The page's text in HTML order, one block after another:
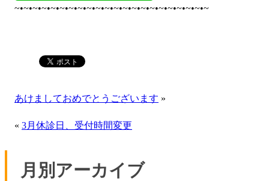
~•~•~•~•~•~•~•~•~•~•~•~•~•~•~•~•~•~•~•~•~•~
あけましておめでとうございます »
« 3月休診日、受付時間変更
月別アーカイブ